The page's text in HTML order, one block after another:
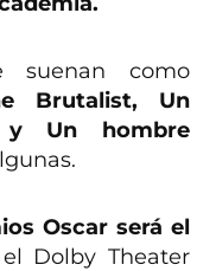
suenan como
Brutalist, Un
y Un hombre
Oscar será el
Dolby Theater